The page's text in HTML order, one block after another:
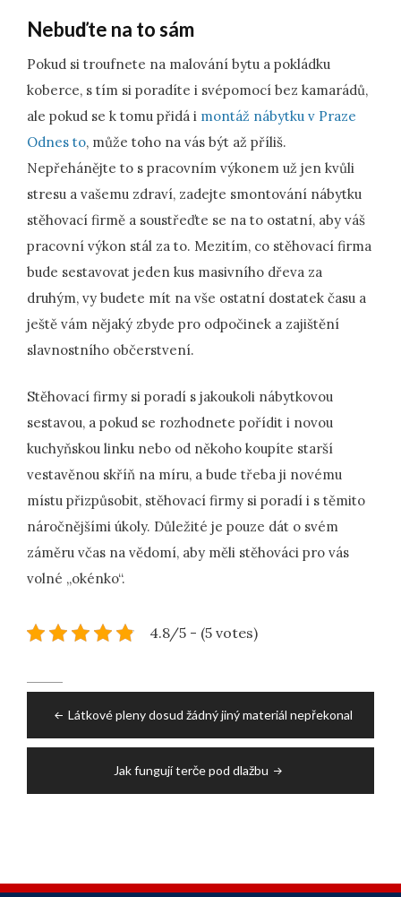
Nebuďte na to sám
Pokud si troufnete na malování bytu a pokládku
koberce, s tím si poradíte i svépomocí bez kamarádů,
ale pokud se k tomu přidá i montáž nábytku v Praze
Odnes to, může toho na vás být až příliš.
Nepřehánějte to s pracovním výkonem už jen kvůli
stresu a vašemu zdraví, zadejte smontování nábytku
stěhovací firmě a soustřeďte se na to ostatní, aby váš
pracovní výkon stál za to. Mezitím, co stěhovací firma
bude sestavovat jeden kus masivního dřeva za
druhým, vy budete mít na vše ostatní dostatek času a
ještě vám nějaký zbyde pro odpočinek a zajištění
slavnostního občerstvení.
Stěhovací firmy si poradí s jakoukoli nábytkovou
sestavou, a pokud se rozhodnete pořídit i novou
kuchyňskou linku nebo od někoho koupíte starší
vestavěnou skříň na míru, a bude třeba ji novému
místu přizpůsobit, stěhovací firmy si poradí i s těmito
náročnějšími úkoly. Důležité je pouze dát o svém
záměru včas na vědomí, aby měli stěhováci pro vás
volné „okénko“.
4.8/5 - (5 votes)
navigation
Látkové pleny dosud žádný jiný materiál nepřekonal
Jak fungují terče pod dlažbu